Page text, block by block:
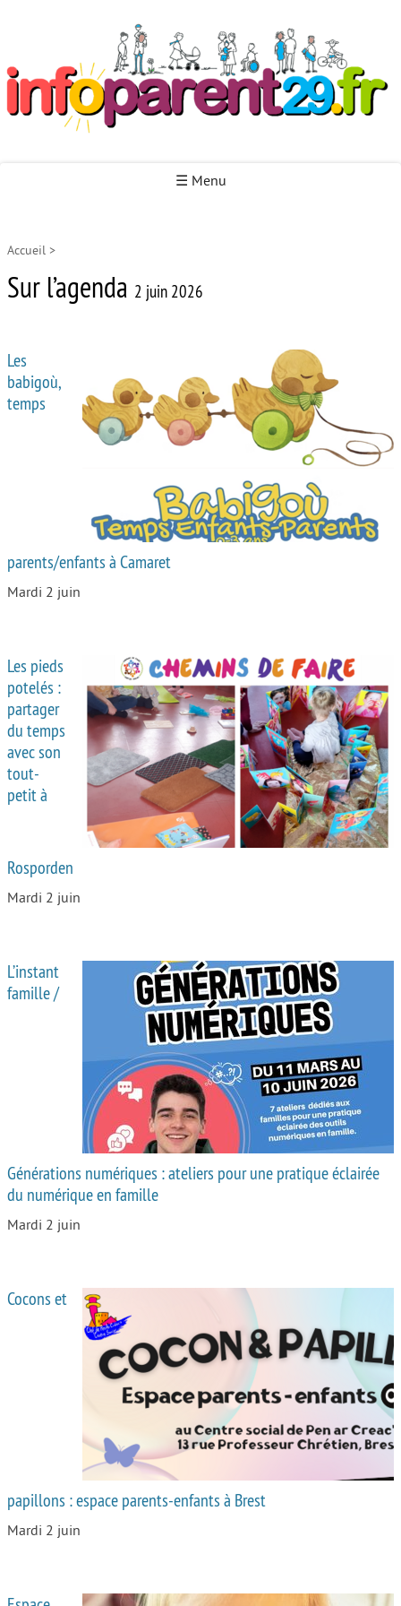
☰ Menu
Autour de la naissance
Autour de la jeunesse
Autour de l’école
Face au handicap
Face au deuil
Place aux grands-parents
Accueil >
Sur l’agenda 2 juin 2026
Les
babigoù,
temps
parents/enfants à Camaret
Mardi 2 juin
Les pieds
potelés :
partager
du temps
avec son
tout-
petit à
Rosporden
Mardi 2 juin
L’instant
famille /
Générations numériques : ateliers pour une pratique éclairée
du numérique en famille
Mardi 2 juin
Cocons et
papillons : espace parents-enfants à Brest
Mardi 2 juin